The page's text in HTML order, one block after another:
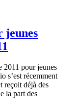
jeunes
2011 pour jeunes
s’est récemment
reçoit déjà des
la part des